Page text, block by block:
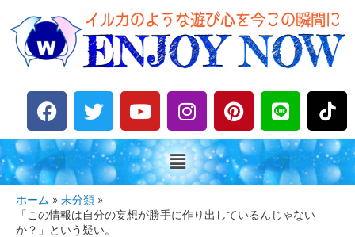
F
a
c
e
b
o
o
T
w
i
t
t
e
r
Y
o
u
t
u
e
I
n
s
t
a
r
P
i
n
t
e
e
L
i
n
e
ホーム
未分類
「この情報は自分の妄想が勝手に作り出しているんじゃない
か？」という疑い。